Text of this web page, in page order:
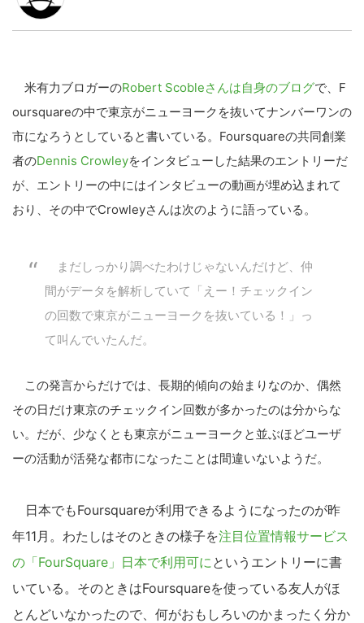
米有力ブロガーのRobert Scobleさんは自身のブログで、F
oursquareの中で東京がニューヨークを抜いてナンバーワンの
市になろうとしていると書いている。Foursquareの共同創業
者のDennis Crowleyをインタビューした結果のエントリーだ
が、エントリーの中にはインタビューの動画が埋め込まれて
おり、その中でCrowleyさんは次のように語っている。
まだしっかり調べたわけじゃないんだけど、仲
間がデータを解析していて「えー！チェックイン
の回数で東京がニューヨークを抜いている！」っ
て叫んでいたんだ。
この発言からだけでは、長期的傾向の始まりなのか、偶然
その日だけ東京のチェックイン回数が多かったのは分からな
い。だが、少なくとも東京がニューヨークと並ぶほどユーザ
ーの活動が活発な都市になったことは間違いないようだ。
日本でもFoursquareが利用できるようになったのが昨
年11月。わたしはそのときの様子を注目位置情報サービス
の「FourSquare」日本で利用可にというエントリーに書
いている。そのときはFoursquareを使っている友人がほ
とんどいなかったので、何がおもしろいのかまったく分か
Drone
投資家登録
Block Data Bank